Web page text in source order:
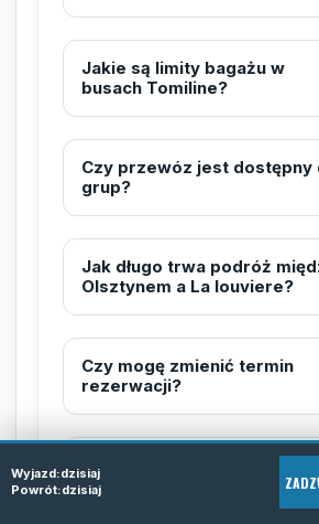
Jakie są limity bagażu w
busach Tomiline?
Czy przewóz jest dostępny
grup?
Jak długo trwa podróż
Olsztynem a La louviere?
Czy mogę zmienić termin
rezerwacji?
Czy w busie jest
wygodne siedzenia?
Wyjazd:dzisiaj
Powrót:dzisiaj